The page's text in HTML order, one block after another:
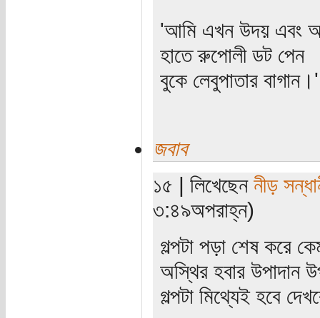
'আমি এখন উদয় এবং
হাতে রুপোলী ডট পেন
বুকে লেবুপাতার
জবাব
১৫ | লিখেছেন নীড়
৩:৪৯অপরাহ্ন)
গল্পটা পড়া শেষ করে
অস্থির হবার উপাদান
গল্পটা মিথ্যেই হবে